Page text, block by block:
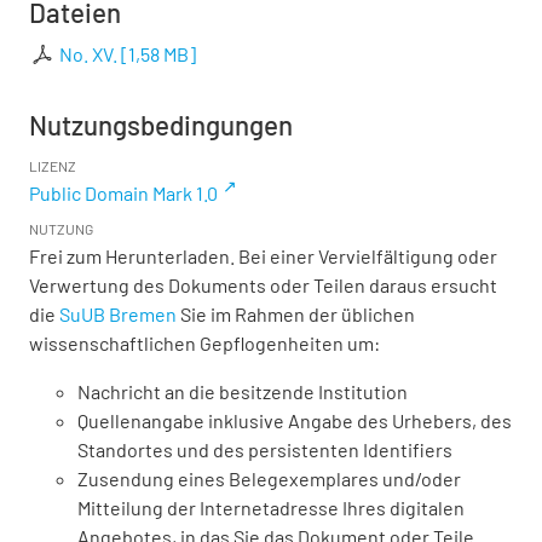
Dateien
No. XV. [1,58 MB]
Nutzungsbedingungen
LIZENZ
Public Domain Mark 1.0
NUTZUNG
Frei zum Herunterladen. Bei einer Vervielfältigung oder
Verwertung des Dokuments oder Teilen daraus ersucht
die SuUB Bremen Sie im Rahmen der üblichen
wissenschaftlichen Gepflogenheiten um:
Nachricht an die besitzende Institution
Quellenangabe inklusive Angabe des Urhebers, des
Standortes und des persistenten Identifiers
Zusendung eines Belegexemplares und/oder
Mitteilung der Internetadresse Ihres digitalen
Angebotes, in das Sie das Dokument oder Teile